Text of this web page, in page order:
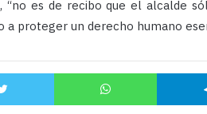
“no es de recibo que el alcalde
proteger un derecho humano
Twitter WhatsApp